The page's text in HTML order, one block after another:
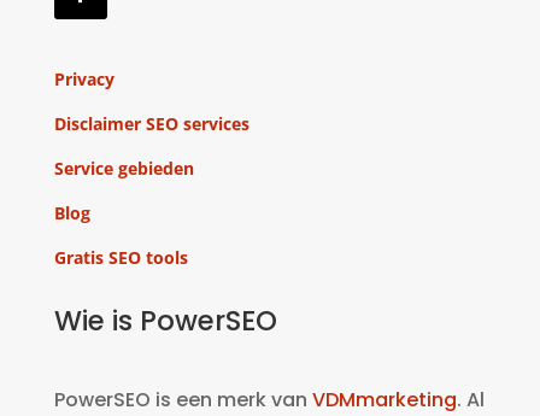
Privacy
Disclaimer SEO services
Service gebieden
Blog
Gratis SEO tools
Wie is PowerSEO
PowerSEO is een merk van VDMmarketing. Al